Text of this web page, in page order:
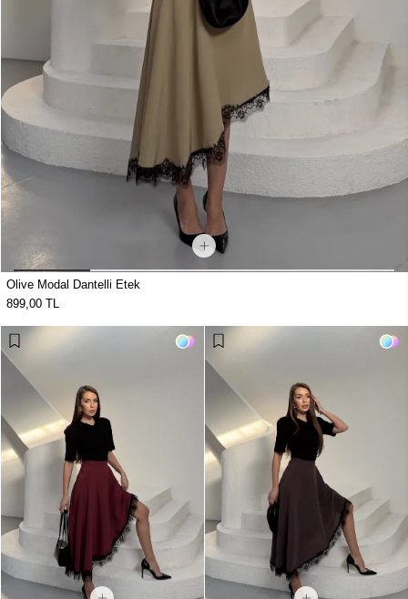
Olive Modal Dantelli Etek
899,00 TL